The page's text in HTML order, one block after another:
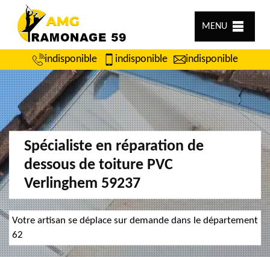
MENU
indisponible indisponible indisponible
Spécialiste en réparation de
dessous de toiture PVC
Verlinghem 59237
Votre artisan se déplace sur demande dans le département
62